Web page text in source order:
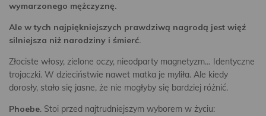
wymarzonego mężczyznę.
Ale w tych najpiękniejszych prawdziwą nagrodą jest więź
silniejsza niż narodziny i śmierć.
Złociste włosy, zielone oczy, nieodparty magnetyzm… Identyczne
trojaczki. W dzieciństwie nawet matka je myliła. Ale kiedy
dorosły, stało się jasne, że nie mogłyby się bardziej różnić.
Phoebe. Stoi przed najtrudniejszym wyborem w życiu: